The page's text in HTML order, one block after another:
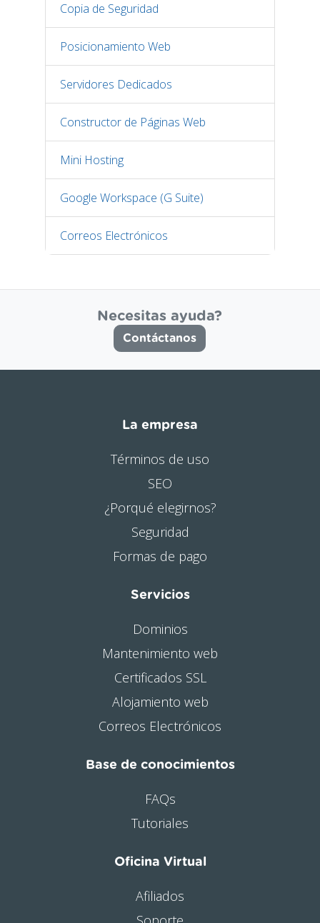
Copia de Seguridad
Posicionamiento Web
Servidores Dedicados
Constructor de Páginas Web
Mini Hosting
Google Workspace (G Suite)
Correos Electrónicos
Necesitas ayuda?
Contáctanos
La empresa
Términos de uso
SEO
¿Porqué elegirnos?
Seguridad
Formas de pago
Servicios
Dominios
Mantenimiento web
Certificados SSL
Alojamiento web
Correos Electrónicos
Base de conocimientos
FAQs
Tutoriales
Oficina Virtual
Afiliados